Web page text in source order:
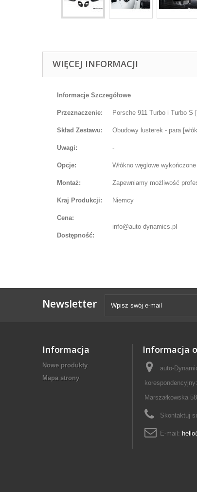
WIĘCEJ INFORMACJI
Informacje Szczegółowe
Przeznaczenie: Porsche 911 Turbo i Turbo S
Skład Zestawu: Obudowy lusterek - para
Uwagi: -
Opcje: Włókno węglowe
Montaż: Zapewniamy możliwość
Kraj Produkcji: Niemcy
Cena:
info@auto-dynamics.pl
Dostępność:
Newsletter
Informacja
Nowe produkty
Mapa strony
Informacja
auto-
Marszałkowska
Skontaktuj
E-mail: